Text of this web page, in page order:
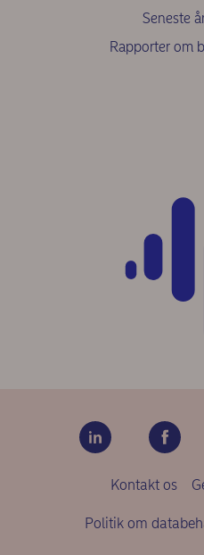
Seneste
Rapporter om
Kontakt os
Politik om